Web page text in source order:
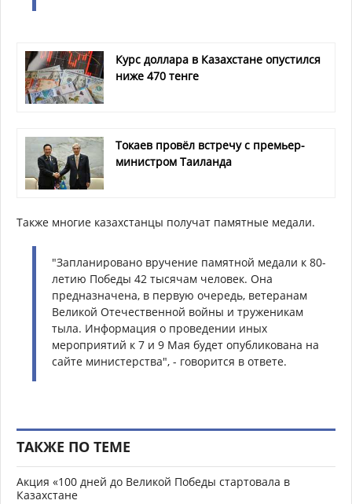
Курс доллара в Казахстане опустился
ниже 470 тенге
Токаев провёл встречу с премьер-
министром Таиланда
Также многие казахстанцы получат памятные медали.
"Запланировано вручение памятной медали к 80-
летию Победы 42 тысячам человек. Она
предназначена, в первую очередь, ветеранам
Великой Отечественной войны и труженикам
тыла. Информация о проведении иных
мероприятий к 7 и 9 Мая будет опубликована на
сайте министерства", - говорится в ответе.
ТАКЖЕ ПО ТЕМЕ
Акция «100 дней до Великой Победы стартовала в
Казахстане